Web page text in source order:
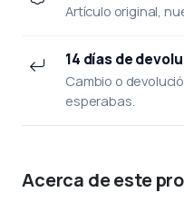
Artículo original,
14 días de
Cambio o
esperabas.
Acerca de este